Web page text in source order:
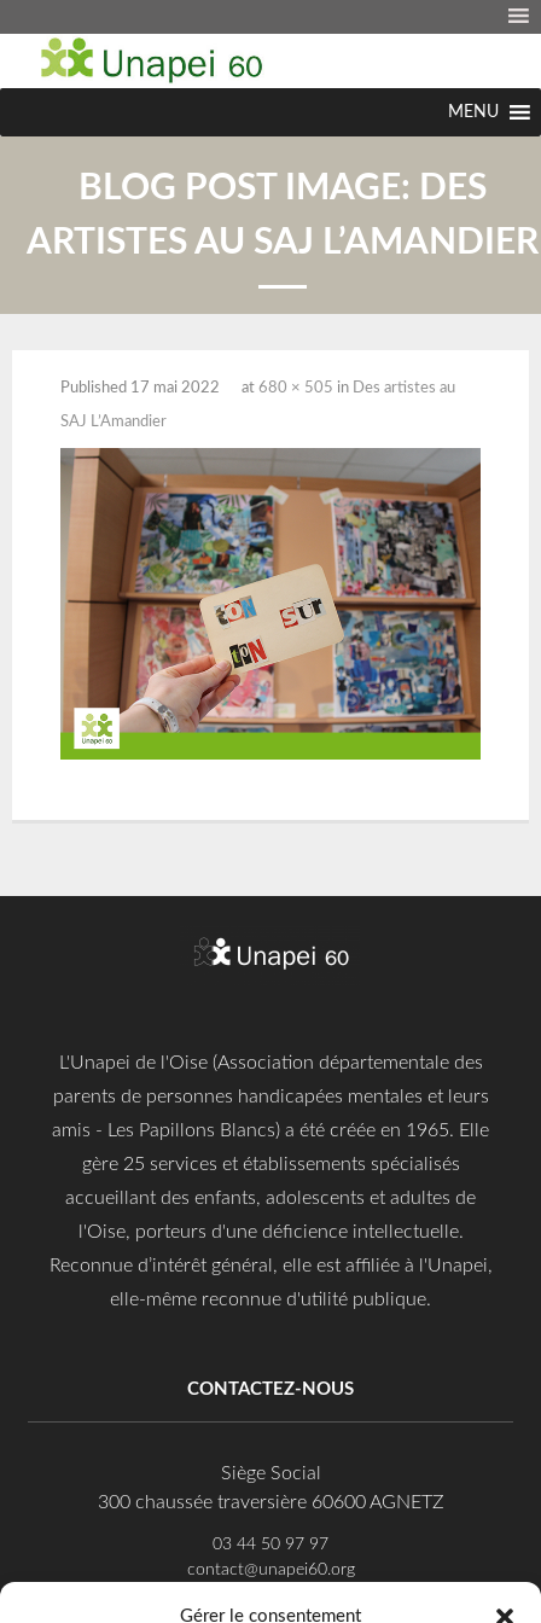
Gérer le consentement
MENU
BLOG POST IMAGE: DES
ARTISTES AU SAJ L’AMANDIER
Published 17 mai 2022 at 680 × 505 in Des artistes au
SAJ L’Amandier
L'Unapei de l'Oise (Association départementale des
parents de personnes handicapées mentales et leurs
amis - Les Papillons Blancs) a été créée en 1965. Elle
gère 25 services et établissements spécialisés
accueillant des enfants, adolescents et adultes de
l'Oise, porteurs d'une déficience intellectuelle.
Reconnue d’intérêt général, elle est affiliée à l'Unapei,
elle-même reconnue d'utilité publique.
CONTACTEZ-NOUS
Siège Social
300 chaussée traversière 60600 AGNETZ
03 44 50 97 97
contact@unapei60.org